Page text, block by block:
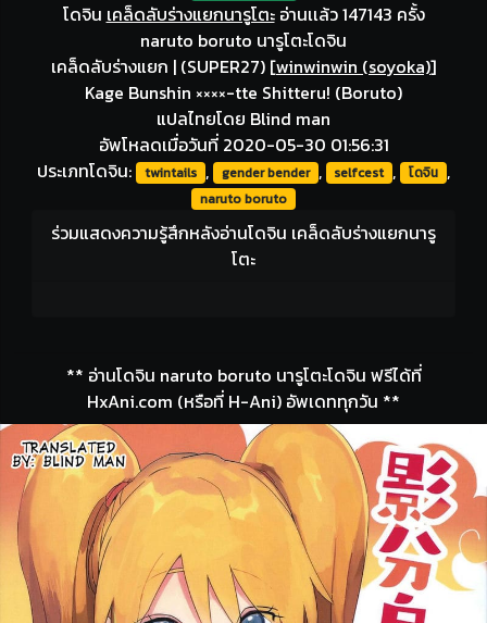
โดจิน เคล็ดลับร่างแยกนารูโตะอ่านเเล้ว 147143 ครั้ง
naruto boruto นารูโตะโดจิน
เคล็ดลับร่างแยก | (SUPER27) [winwinwin (soyoka)]
Kage Bunshin ××××-tte Shitteru! (Boruto)
แปลไทยโดย Blind man
อัพโหลดเมื่อวันที่ 2020-05-30 01:56:31
ประเภทโดจิน: twintails , gender bender , selfcest , โดจิน ,
naruto boruto
ร่วมแสดงความรู้สึกหลังอ่านโดจิน เคล็ดลับร่างแยกนารู
โตะ
** อ่านโดจิน naruto boruto นารูโตะโดจิน ฟรีได้ที่
HxAni.com (หรือที่ H-Ani) อัพเดททุกวัน **